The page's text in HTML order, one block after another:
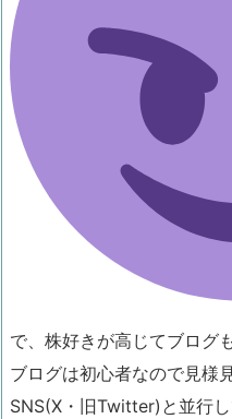
で、株好きが高じてブログ
ブログは初心者なので見様
SNS(X・旧Twitter)と並行